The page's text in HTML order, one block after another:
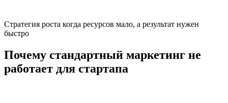
Стратегия роста когда ресурсов мало, а результат нужен
быстро
Почему стандартный маркетинг не
работает для стартапа